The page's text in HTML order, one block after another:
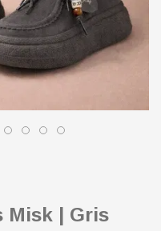
Misk | Gris